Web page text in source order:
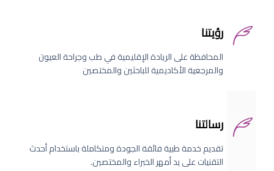
رؤيتنا
المحافظة على الريادة الإقليمية في طب وجراحة العيون
والمرجعية الأكاديمية للباحثين والمختصين
رسالتنا
تقديم خدمة طبية فائقة الجودة ومتكاملة باستخدام أحدث
التقنيات على يد أمهر الخبراء والمختصين.